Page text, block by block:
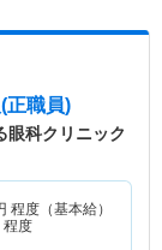
正職員)
眼科クリニック
程度（基本給）
程度